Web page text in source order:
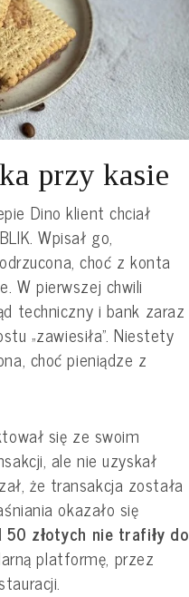
przy kasie
Dino klient chciał
Wpisał go,
choć z konta
W pierwszej chwili
techniczny i bank zaraz
„zawiesiła”. Niestety
choć pieniądze z
się ze swoim
ale nie uzyskał
że transakcja została
okazało się
50 złotych nie trafiły do
platformę, przez